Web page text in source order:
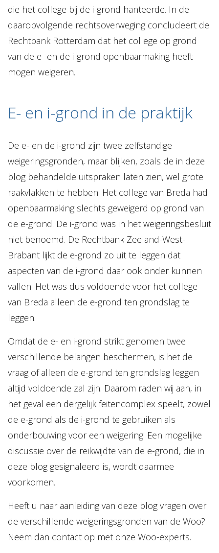
die het college bij de i-grond hanteerde. In de
daaropvolgende rechtsoverweging concludeert de
Rechtbank Rotterdam dat het college op grond
van de e- en de i-grond openbaarmaking heeft
mogen weigeren.
E- en i-grond in de praktijk
De e- en de i-grond zijn twee zelfstandige
weigeringsgronden, maar blijken, zoals de in deze
blog behandelde uitspraken laten zien, wel grote
raakvlakken te hebben. Het college van Breda had
openbaarmaking slechts geweigerd op grond van
de e-grond. De i-grond was in het weigeringsbesluit
niet benoemd. De Rechtbank Zeeland-West-
Brabant lijkt de e-grond zo uit te leggen dat
aspecten van de i-grond daar ook onder kunnen
vallen. Het was dus voldoende voor het college
van Breda alleen de e-grond ten grondslag te
leggen.
Omdat de e- en i-grond strikt genomen twee
verschillende belangen beschermen, is het de
vraag of alleen de e-grond ten grondslag leggen
altijd voldoende zal zijn. Daarom raden wij aan, in
het geval een dergelijk feitencomplex speelt, zowel
de e-grond als de i-grond te gebruiken als
onderbouwing voor een weigering. Een mogelijke
discussie over de reikwijdte van de e-grond, die in
deze blog gesignaleerd is, wordt daarmee
voorkomen.
Heeft u naar aanleiding van deze blog vragen over
de verschillende weigeringsgronden van de Woo?
Neem dan contact op met onze Woo-experts.